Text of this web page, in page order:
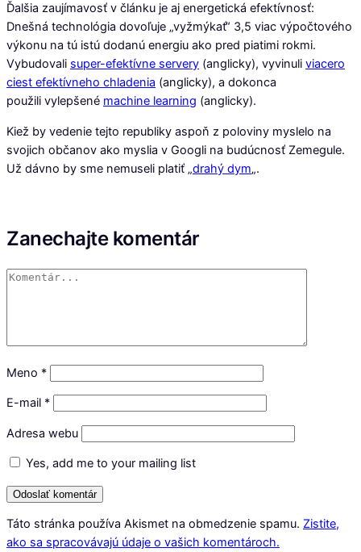
Ďalšia zaujímavosť v článku je aj energetická efektívnosť:
Dnešná technológia dovoľuje „vyžmýkať“ 3,5 viac výpočtového
výkonu na tú istú dodanú energiu ako pred piatimi rokmi.
Vybudovali super-efektívne servery (anglicky), vyvinuli viacero
ciest efektívneho chladenia (anglicky), a dokonca
použili vylepšené machine learning (anglicky).
Kiež by vedenie tejto republiky aspoň z poloviny myslelo na
svojich občanov ako myslia v Googli na budúcnosť Zemegule.
Už dávno by sme nemuseli platiť „drahý dym„.
Zanechajte komentár
Meno *
E-mail *
Adresa webu
Yes, add me to your mailing list
Táto stránka používa Akismet na obmedzenie spamu. Zistite,
ako sa spracovávajú údaje o vašich komentároch.